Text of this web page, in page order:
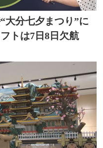
大分七夕まつり”に
トは7日8日欠航